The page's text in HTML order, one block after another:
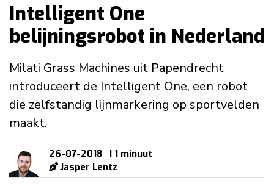
Intelligent One
belijningsrobot in Nederland
Milati Grass Machines uit Papendrecht
introduceert de Intelligent One, een robot
die zelfstandig lijnmarkering op sportvelden
maakt.
26-07-2018
| 1 minuut
Jasper Lentz